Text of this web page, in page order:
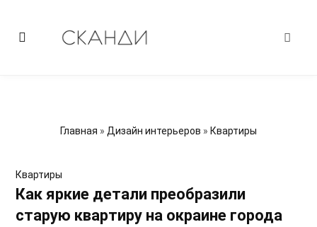
Главная » Дизайн интерьеров » Квартиры
Квартиры
Как яркие детали преобразили
старую квартиру на окраине города